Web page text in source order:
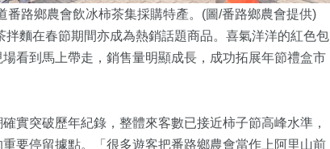
路鄉農會飲冰柿茶集採購特產。(圖/番路鄉農會提供)
麵在春節期間亦成為熱銷話題商品。喜氣洋洋的紅色包
看到馬上帶走，銷售量明顯成長，成功拓展年節禮盒市
實突破歷年紀錄，整體來客數已接近柿子節高峰水準，
要停留據點。「很多遊客把番路鄉農會當作上阿里山前